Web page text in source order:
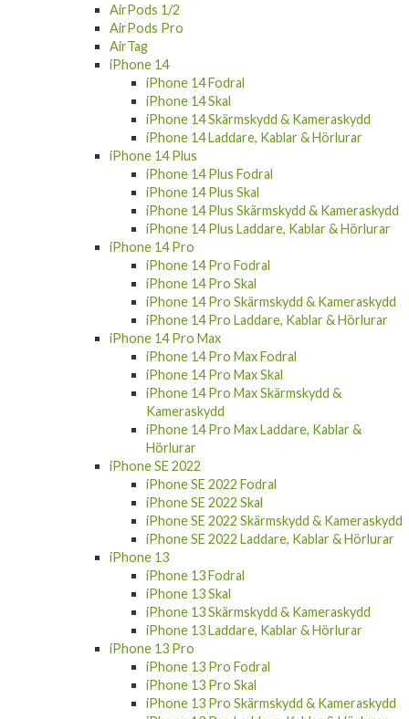
AirPods 1/2
AirPods Pro
AirTag
iPhone 14
iPhone 14 Fodral
iPhone 14 Skal
iPhone 14 Skärmskydd & Kameraskydd
iPhone 14 Laddare, Kablar & Hörlurar
iPhone 14 Plus
iPhone 14 Plus Fodral
iPhone 14 Plus Skal
iPhone 14 Plus Skärmskydd & Kameraskydd
iPhone 14 Plus Laddare, Kablar & Hörlurar
iPhone 14 Pro
iPhone 14 Pro Fodral
iPhone 14 Pro Skal
iPhone 14 Pro Skärmskydd & Kameraskydd
iPhone 14 Pro Laddare, Kablar & Hörlurar
iPhone 14 Pro Max
iPhone 14 Pro Max Fodral
iPhone 14 Pro Max Skal
iPhone 14 Pro Max Skärmskydd &
Kameraskydd
iPhone 14 Pro Max Laddare, Kablar &
Hörlurar
iPhone SE 2022
iPhone SE 2022 Fodral
iPhone SE 2022 Skal
iPhone SE 2022 Skärmskydd & Kameraskydd
iPhone SE 2022 Laddare, Kablar & Hörlurar
iPhone 13
iPhone 13 Fodral
iPhone 13 Skal
iPhone 13 Skärmskydd & Kameraskydd
iPhone 13 Laddare, Kablar & Hörlurar
iPhone 13 Pro
iPhone 13 Pro Fodral
iPhone 13 Pro Skal
iPhone 13 Pro Skärmskydd & Kameraskydd